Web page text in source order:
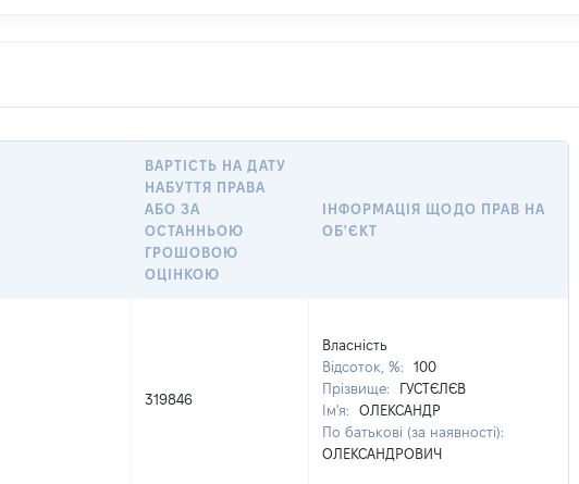
ВАРТІСТЬ НА ДАТУ
НАБУТТЯ ПРАВА
АБО ЗА
ОСТАННЬОЮ
ГРОШОВОЮ
ОЦІНКОЮ
ІНФОРМАЦІЯ ЩОДО ПРАВ НА
ОБ'ЄКТ
319846
Власність
Відсоток, %:
100
Прізвище:
ГУСТЄЛЄВ
Ім'я:
ОЛЕКСАНДР
По батькові (за наявності):
ОЛЕКСАНДРОВИЧ